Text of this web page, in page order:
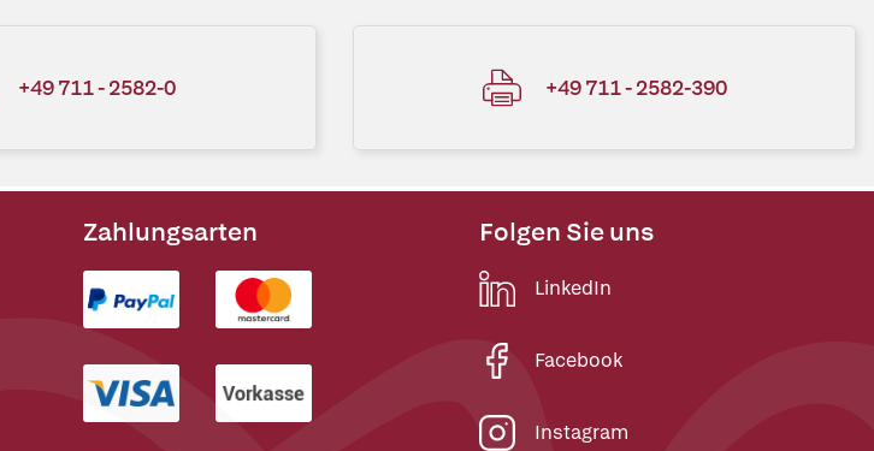
+49 711 - 2582-0 +49 711 - 2582-390
Zahlungsarten Folgen Sie uns
LinkedIn
Facebook
Instagram